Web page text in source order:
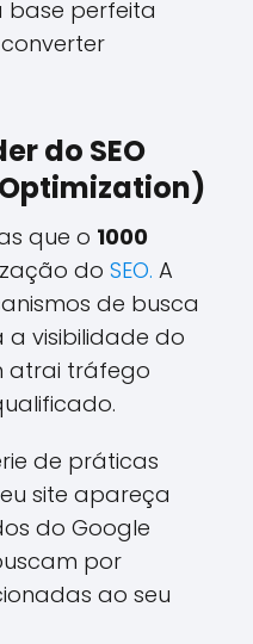
base perfeita
do SEO
que o 1000
do SEO. A
de busca
visibilidade do
atrai tráfego
de práticas
site apareça
do Google
por
ao seu